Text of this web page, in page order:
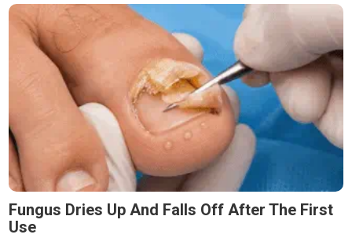
Fungus Dries Up And Falls Off After The First
Use